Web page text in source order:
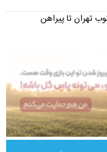
تهران تا پیراهن